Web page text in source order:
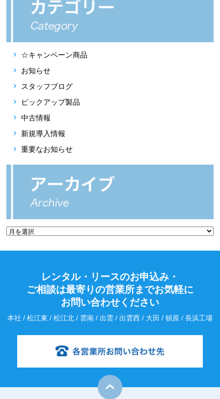
☆キャンペーン商品
お知らせ
スタッフブログ
ピックアップ製品
中古情報
新規導入情報
重要なお知らせ
レンタル・リースのお申込み・
ご相談は最寄りの営業所までお気軽に
お問い合わせください
本社 / 松江東 / 松江北 / 雲南 / 出雲 / 出雲西 / 大田 / 頓原 / 長浜工場